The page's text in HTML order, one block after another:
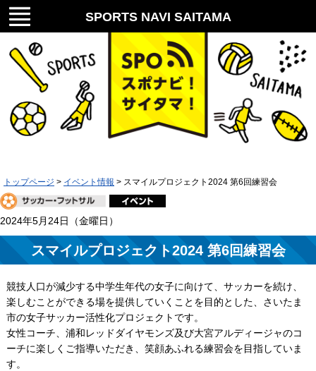
スポナビ！サイタマ！
メニ
ュー
SPORTS NAVI SAITAMA
トップページ > イベント情報 > スマイルプロジェクト2024 第6回練習会
2024年5月24日（金曜日）
スマイルプロジェクト2024 第6回練習会
競技人口が減少する中学生年代の女子に向けて、サッカーを続け、
楽しむことができる場を提供していくことを目的とした、さいたま
市の女子サッカー活性化プロジェクトです。
女性コーチ、浦和レッドダイヤモンズ及び大宮アルディージャのコ
ーチに楽しくご指導いただき、笑顔あふれる練習会を目指していま
す。